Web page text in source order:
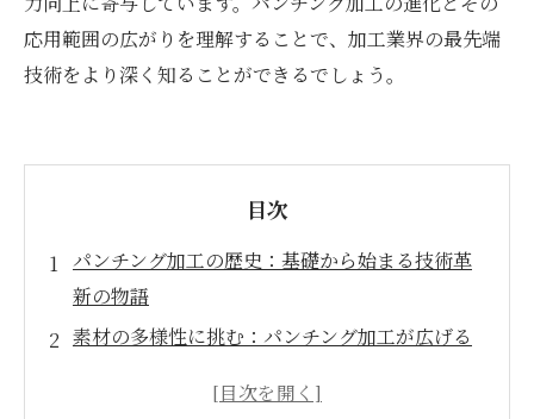
応用範囲の広がりを理解することで、加工業界の最先端
技術をより深く知ることができるでしょう。
目次
パンチング加工の歴史：基礎から始まる技術革
新の物語
素材の多様性に挑む：パンチング加工が広げる